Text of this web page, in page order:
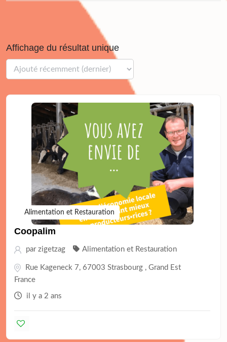
Affichage du résultat unique
Alimentation et Restauration
Coopalim
par zigetzag Alimentation et Restauration
Rue Kageneck 7, 67003 Strasbourg , Grand Est
France
il y a 2 ans